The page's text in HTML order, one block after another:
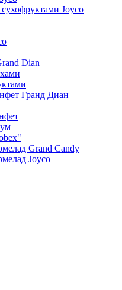
Joyco
Dian
Гранд Диан
Grand Candy
Joyco